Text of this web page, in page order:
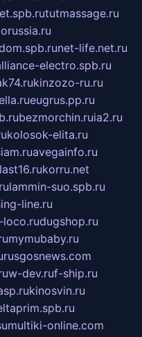
tutmassage.ru
net-life.net.ru
electro.spb.ru
kinzozo-ru.ru
eugrus.pp.ru
bezmorchin.ruia2.ru
kolosok-elita.ru
avegainfo.ru
korru.net
lammin-suo.spb.ru
line.ru
loco.rudugshop.ru
mymubaby.ru
rusgosnews.com
w-dev.ruf-ship.ru
kinosvin.ru
multiki-online.com